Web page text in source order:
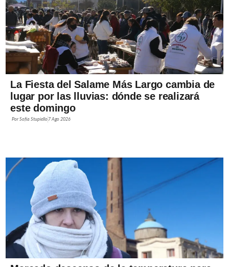
La Fiesta del Salame Más Largo cambia de
lugar por las lluvias: dónde se realizará
este domingo
PorSofía Stupiello 7 Ago 2026